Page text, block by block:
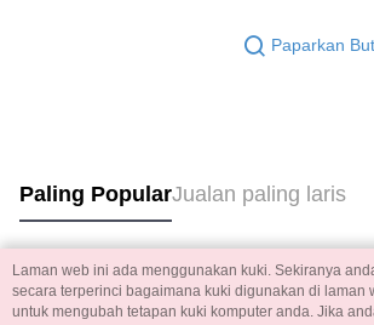
Paparkan
Paling PopularJualan paling laris
Tag Popular
Laman web ini ada menggunakan kuki. Sekiranya
secara terperinci bagaimana kuki digunakan di laman
untuk mengubah tetapan kuki komputer anda. Jika